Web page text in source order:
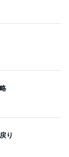
り